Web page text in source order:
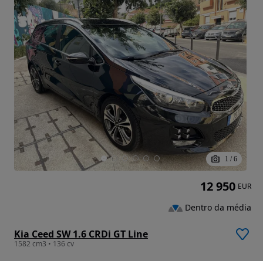
1 / 6
Kia Ceed SW 1.6 CRDi GT Line
1582 cm3 • 136 cv
12 950 EUR
Dentro da média